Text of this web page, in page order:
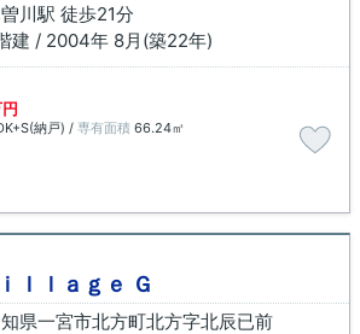
川駅 徒歩21分
建 / 2004年 8月(築22年)
納戸) / 専有面積 66.24㎡
ｌｌａｇｅ Ｇ
県一宮市北方町北方字北辰已前